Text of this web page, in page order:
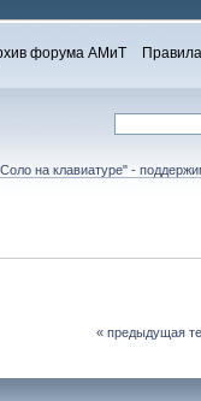
форума АМиТ Правила
на клавиатуре" -
« предыдущая